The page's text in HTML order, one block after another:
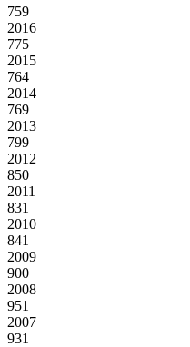
759
2016
775
2015
764
2014
769
2013
799
2012
850
2011
831
2010
841
2009
900
2008
951
2007
931